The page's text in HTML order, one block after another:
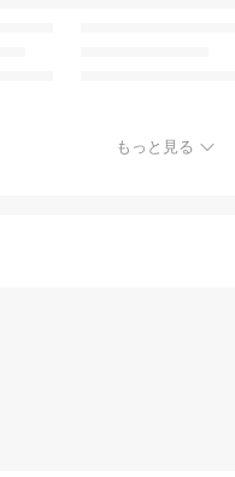
もっと見る